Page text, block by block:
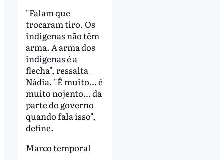
"Falam que
trocaram tiro. Os
indígenas não têm
arma. A arma dos
indígenas é a
flecha", ressalta
Nádia. "É muito… é
muito nojento… da
parte do governo
quando fala isso",
define.
Marco temporal